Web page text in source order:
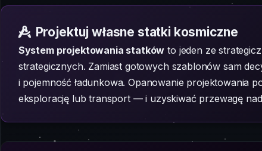
Projektuj własne statki kosmiczne
System projektowania statków to jeden ze
strategicznych. Zamiast gotowych szablonów sam
i pojemność ładunkowa. Opanowanie
eksplorację lub transport — i uzyskiwać przewagę